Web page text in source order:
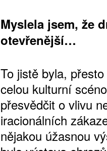
Myslela jsem, že
otevřenější…
To jistě byla,
celou kulturní
přesvědčit o vlivu
iracionálních
nějakou úžasnou